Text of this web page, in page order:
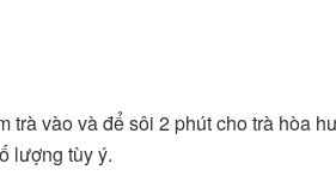
vào và để sôi 2 phút cho trà hòa
lượng tùy ý.